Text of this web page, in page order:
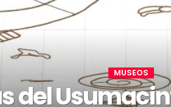
MUSEOS
del